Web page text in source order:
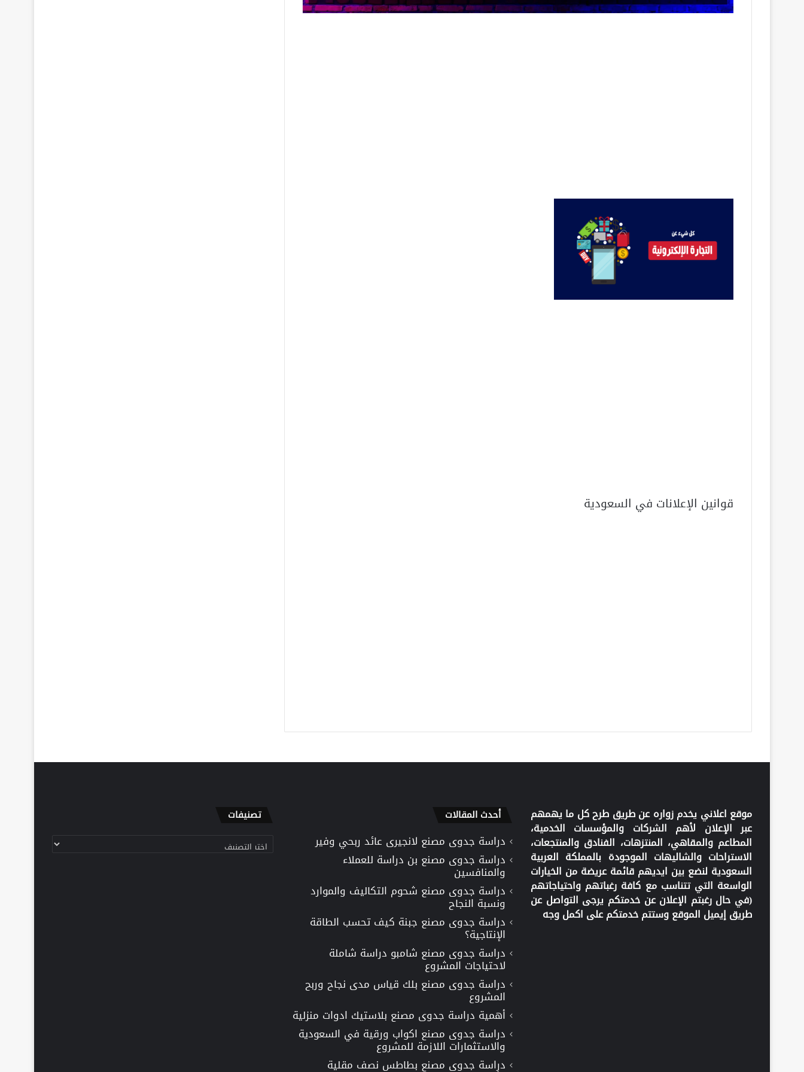
قوانين الإعلانات في السعودية
موقع اعلاني يخدم زواره عن طريق طرح كل ما يهمهم
عبر الإعلان لأهم الشركات والمؤسسات الخدمية،
المطاعم والمقاهي، المنتزهات، الفنادق والمنتجعات،
الاستراحات والشاليهات الموجودة بالمملكة العربية
السعودية لنضع بين ايديهم قائمة عريضة من الخيارات
الواسعة التي تتناسب مع كافة رغباتهم واحتياجاتهم
(في حال رغبتم الإعلان عن خدمتكم يرجى التواصل عن
طريق إيميل الموقع وستتم خدمتكم على اكمل وجه
أحدث المقالات
دراسة جدوى مصنع لانجيرى عائد ربحي وفير
دراسة جدوى مصنع بن دراسة للعملاء
والمنافسين
دراسة جدوى مصنع شحوم التكاليف والموارد
ونسبة النجاح
دراسة جدوى مصنع جبنة كيف تحسب الطاقة
الإنتاجية؟
دراسة جدوى مصنع شامبو دراسة شاملة
لاحتياجات المشروع
دراسة جدوى مصنع بلك قياس مدى نجاح وربح
المشروع
أهمية دراسة جدوى مصنع بلاستيك ادوات منزلية
دراسة جدوى مصنع اكواب ورقية في السعودية
والاستثمارات اللازمة للمشروع
دراسة جدوى مصنع بطاطس نصف مقلية
تصنيفات
تصنيفات